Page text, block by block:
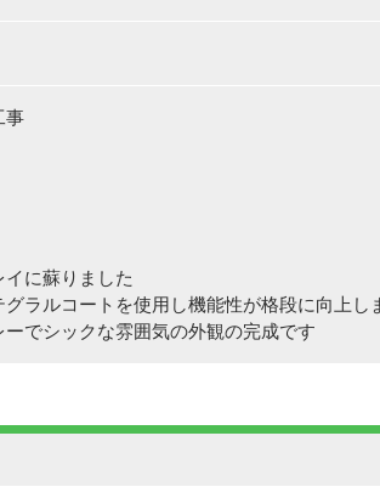
事
に蘇りました
ラルコートを使用し機能性が格段に向上し
でシックな雰囲気の外観の完成です